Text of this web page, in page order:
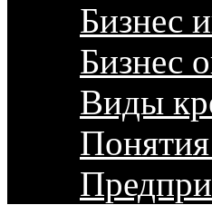
Бизнес
Бизнес
Виды